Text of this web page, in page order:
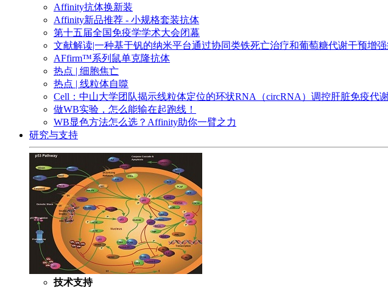
Affinity抗体换新装
Affinity新品推荐 - 小规格套装抗体
第十五届全国免疫学学术大会闭幕
文献解读|一种基于钒的纳米平台通过协同类铁死亡治疗和葡萄糖代谢干预增
AFfirm™系列鼠单克隆抗体
热点 | 细胞焦亡
热点 | 线粒体自噬
Cell：中山大学团队揭示线粒体定位的环状RNA（circRNA）调控肝脏免疫代
做WB实验，怎么能输在起跑线！
WB显色方法怎么选？Affinity助你一臂之力
研究与支持
技术支持